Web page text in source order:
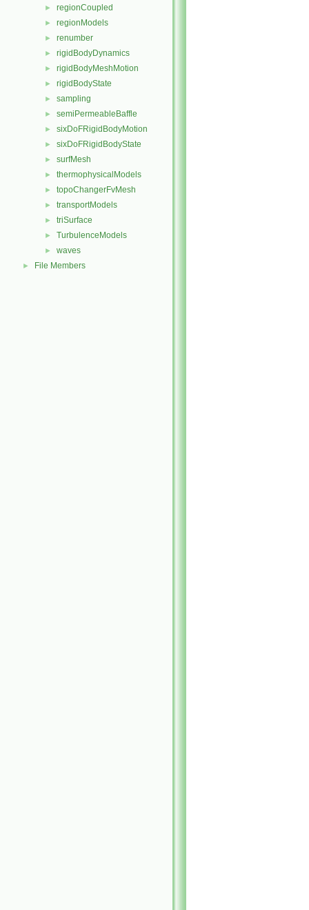
► regionCoupled
► regionModels
► renumber
► rigidBodyDynamics
► rigidBodyMeshMotion
► rigidBodyState
► sampling
► semiPermeableBaffle
► sixDoFRigidBodyMotion
► sixDoFRigidBodyState
► surfMesh
► thermophysicalModels
► topoChangerFvMesh
► transportModels
► triSurface
► TurbulenceModels
► waves
► File Members